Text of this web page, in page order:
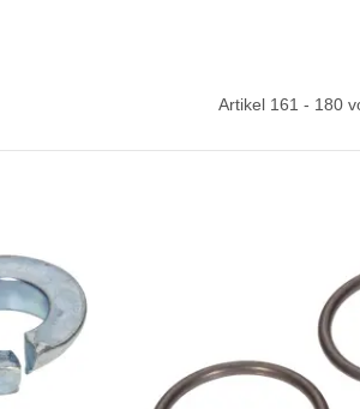
Artikel 161 - 180